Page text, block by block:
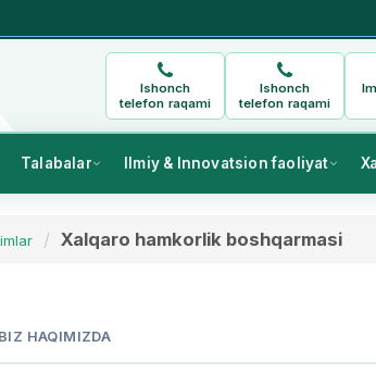
Ishonch
telefon raqami
Ishonch
telefon raqami
Talabalar Ilmiy & Innovatsion faoliyat
Xalqaro hamkorlik boshqarmasi
BIZ HAQIMIZDA